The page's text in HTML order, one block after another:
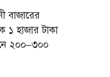
বাজারের
১ হাজার টাকা
২০০–৩০০